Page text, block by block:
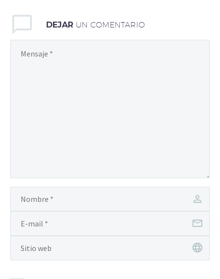
DEJAR UN COMENTARIO